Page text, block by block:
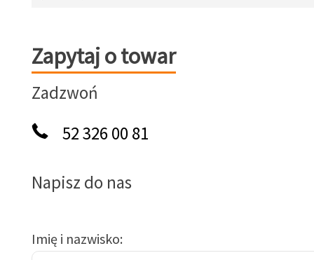
Zapytaj o towar
Zapytaj o towar
Zadzwoń
52 326 00 81
Napisz do nas
Imię i nazwisko